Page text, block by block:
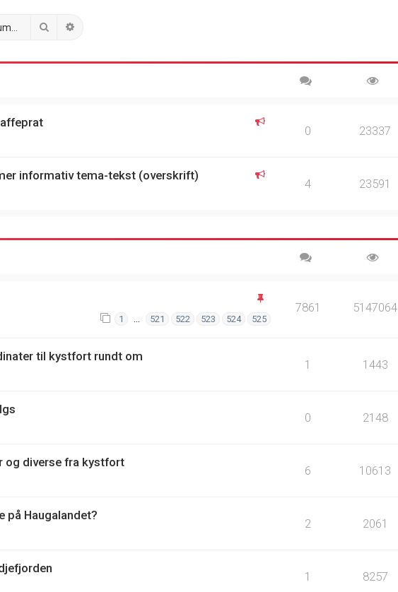
Search
0 23337
informativ tema-tekst (overskrift)
4 23591
1 … 521 522 523 524 525
7861 5147064
til kystfort rundt om
1 1443
0 2148
og diverse fra kystfort
6 10613
på Haugalandet?
2 2061
1 8257